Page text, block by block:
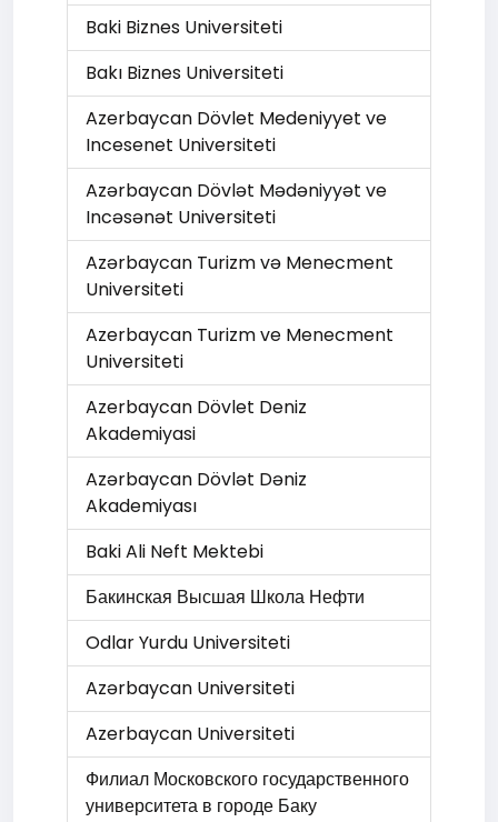
Baki Biznes Universiteti
Bakı Biznes Universiteti
Azerbaycan Dövlet Medeniyyet ve
Incesenet Universiteti
Azərbaycan Dövlət Mədəniyyət ve
Incəsənət Universiteti
Azərbaycan Turizm və Menecment
Universiteti
Azerbaycan Turizm ve Menecment
Universiteti
Azerbaycan Dövlet Deniz
Akademiyasi
Azərbaycan Dövlət Dəniz
Akademiyası
Baki Ali Neft Mektebi
Бакинская Высшая Школа Нефти
Odlar Yurdu Universiteti
Azərbaycan Universiteti
Azerbaycan Universiteti
Филиал Московского государственного
университета в городе Баку